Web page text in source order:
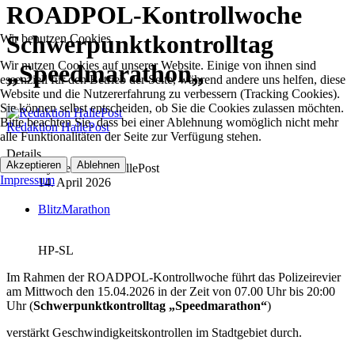
ROADPOL-Kontrollwoche
Schwerpunktkontrolltag
„Speedmarathon„
Redaktion HallePost
Details
ByRedaktion HallePost
14. April 2026
BlitzMarathon
HP-SL
Im Rahmen der ROADPOL-Kontrollwoche führt das Polizeirevier
am Mittwoch den 15.04.2026 in der Zeit von 07.00 Uhr bis 20:00
Uhr (Schwerpunktkontrolltag „Speedmarathon“)
verstärkt Geschwindigkeitskontrollen im Stadtgebiet durch.
Wir benutzen Cookies
Wir nutzen Cookies auf unserer Website. Einige von ihnen sind
essenziell für den Betrieb der Seite, während andere uns helfen, diese
Website und die Nutzererfahrung zu verbessern (Tracking Cookies).
Sie können selbst entscheiden, ob Sie die Cookies zulassen möchten.
Bitte beachten Sie, dass bei einer Ablehnung womöglich nicht mehr
alle Funktionalitäten der Seite zur Verfügung stehen.
Akzeptieren Ablehnen
Impressum